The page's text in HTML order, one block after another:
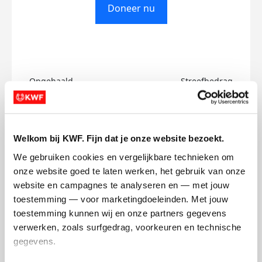
Welkom bij KWF. Fijn dat je onze website bezoekt.
We gebruiken cookies en vergelijkbare technieken om
onze website goed te laten werken, het gebruik van onze
website en campagnes te analyseren en — met jouw
toestemming — voor marketingdoeleinden. Met jouw
toestemming kunnen wij en onze partners gegevens
verwerken, zoals surfgedrag, voorkeuren en technische
gegevens.
Doneer nu
Opgehaald
€0
Streefbedrag
€500
Joylin's badges